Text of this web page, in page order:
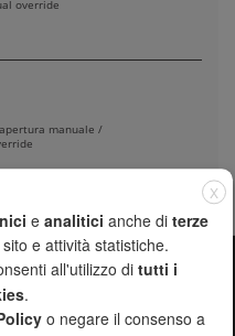
override
manuale /
X
e analitici anche di terze
e attività statistiche.
all'utilizzo ditutti i
.
o negare il consenso a